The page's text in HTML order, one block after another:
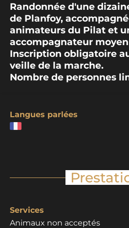
Randonnée d'une
de Planfoy,
animateurs du Pilat et
accompagnateur
Inscription obligatoire
veille de la marche.
Nombre de personnes
Langues parlées
Services
Animaux non acceptés